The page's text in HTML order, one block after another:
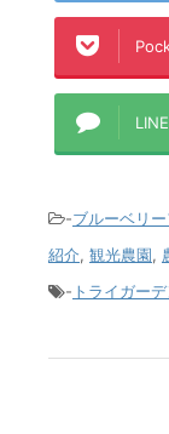
LINE
-ブルーベリ
紹介, 観光農園,
- トライガー